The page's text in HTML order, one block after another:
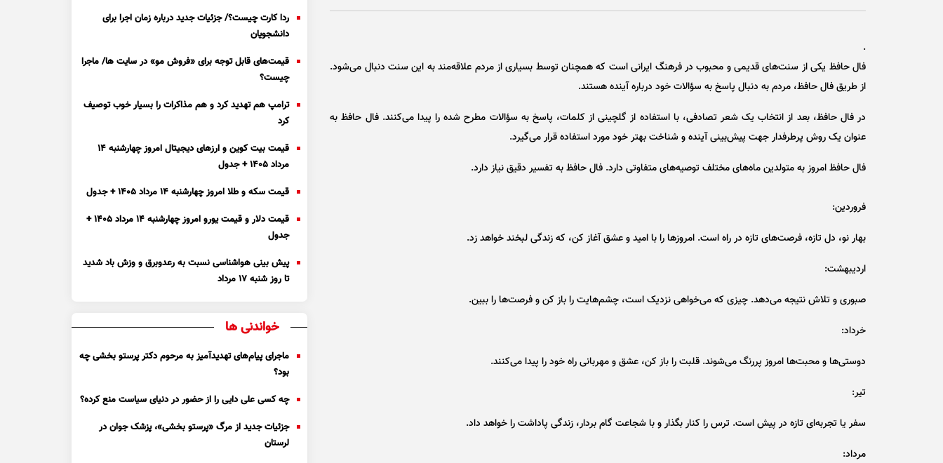
.
فال حافظ یکی از سنت‌های قدیمی و محبوب در فرهنگ ایرانی است که همچنان توسط بسیاری از مردم علاقه‌مند به این سنت دنبال می‌شود.
از طریق فال حافظ، مردم به دنبال پاسخ به سؤالات خود درباره آینده هستند. ​
در فال حافظ، بعد از انتخاب یک شعر تصادفی، با استفاده از گلچینی از کلمات، پاسخ به سؤالات مطرح شده را پیدا می‌کنند. فال حافظ به
عنوان یک روش پرطرفدار جهت پیش‌بینی آینده و شناخت بهتر خود مورد استفاده قرار می‌گیرد.
فال حافظ امروز به متولدین ماه‌های مختلف توصیه‌های متفاوتی دارد. فال حافظ به تفسیر دقیق نیاز دارد.
فروردین:
بهار نو، دل تازه، فرصت‌های تازه در راه است. امروز‌ها را با امید و عشق آغاز کن، که زندگی لبخند خواهد زد.
اردیبهشت:
صبوری و تلاش نتیجه می‌دهد. چیزی که می‌خواهی نزدیک است، چشم‌هایت را باز کن و فرصت‌ها را ببین.
خرداد:
دوستی‌ها و محبت‌ها امروز پررنگ می‌شوند. قلبت را باز کن، عشق و مهربانی راه خود را پیدا می‌کنند.
تیر:
سفر یا تجربه‌ای تازه در پیش است. ترس را کنار بگذار و با شجاعت گام بردار، زندگی پاداشت را خواهد داد.
مرداد:
ردا کارت چیست؟/ جزئیات جدید درباره زمان اجرا برای
دانشجویان
قیمت‌های قابل توجه برای «فروش مو» در سایت ها/ ماجرا
چیست؟
ترامپ هم تهدید کرد و هم مذاکرات را بسیار خوب توصیف
کرد
قیمت بیت کوین و ارز‌های دیجیتال امروز چهارشنبه ۱۴
مرداد ۱۴۰۵ + جدول
قیمت سکه و طلا امروز چهارشنبه ۱۴ مرداد ۱۴۰۵ + جدول
قیمت دلار و قیمت یورو امروز چهارشنبه ۱۴ مرداد ۱۴۰۵ +
جدول
پیش بینی هواشناسی نسبت به رعدوبرق و وزش باد شدید
تا روز شنبه ۱۷ مرداد
خواندنی ها
ماجرای پیام‌های تهدیدآمیز به مرحوم دکتر پرستو بخشی چه
بود؟
چه کسی علی دایی را از حضور در دنیای سیاست منع کرده؟
جزئیات جدید از مرگ «پرستو بخشی»، پزشک جوان در
لرستان